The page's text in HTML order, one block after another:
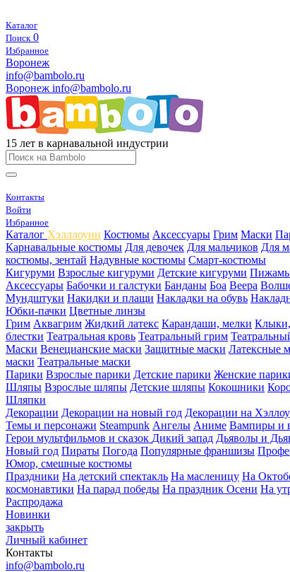
Каталог
Поиск 0
Избранное
Воронеж
info@bambolo.ru
Воронеж info@bambolo.ru
15 лет в карнавальной индустрии
Контакты
Войти
Избранное
Каталог Хэлллоуин Костюмы Аксессуары Грим Маски
Карнавальные костюмы Для девочек Для мальчиков Для
костюмы, зентай Надувные костюмы Смарт-костюмы
Кигуруми Взрослые кигуруми Детские кигуруми
Аксессуары Бабочки и галстуки Банданы Боа Веера
Мундштуки Накидки и плащи Накладки на обувь
Юбки-пачки Цветные линзы
Грим Аквагрим Жидкий латекс Карандаши, мелки
блестки Театральная кровь Театральный грим
Маски Венецианские маски Защитные маски Латексные
маски Театральные маски
Парики Взрослые парики Детские парики Женские
Шляпы Взрослые шляпы Детские шляпы Кокошники
Шляпки
Декорации Декорации на новый год Декорации на
Темы и персонажи Steampunk Ангелы Аниме Вампиры и
Герои мультфильмов и сказок Дикий запад Дьяволы и
Новый год Пираты Погода Популярные франшизы
Юмор, смешные костюмы
Праздники На детский спектакль На масленицу На
космонавтики На парад победы На праздник Осени На
Распродажа
Новинки
закрыть
Личный кабинет
Контакты
info@bambolo.ru